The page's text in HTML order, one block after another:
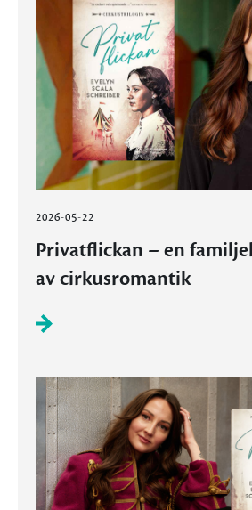
2026-05-22
Privatflickan – en
av cirkusromantik